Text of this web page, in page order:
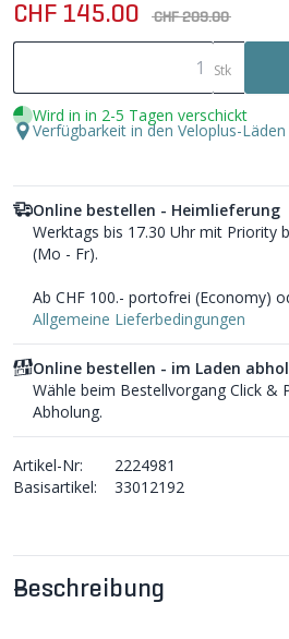
Beschreibung
CHF 145.00 CHF 209.00
Stk
Wird in in 2-5 Tagen verschickt
Verfügbarkeit in den Veloplus-Läden
Online bestellen - Heimlieferung
Werktags bis 17.30 Uhr mit Priority
(Mo - Fr).
Ab CHF 100.- portofrei (Economy)
Allgemeine Lieferbedingungen
Online bestellen - im Laden
Wähle beim Bestellvorgang Click &
Abholung.
Artikel-Nr:
2224981
Basisartikel:
33012192